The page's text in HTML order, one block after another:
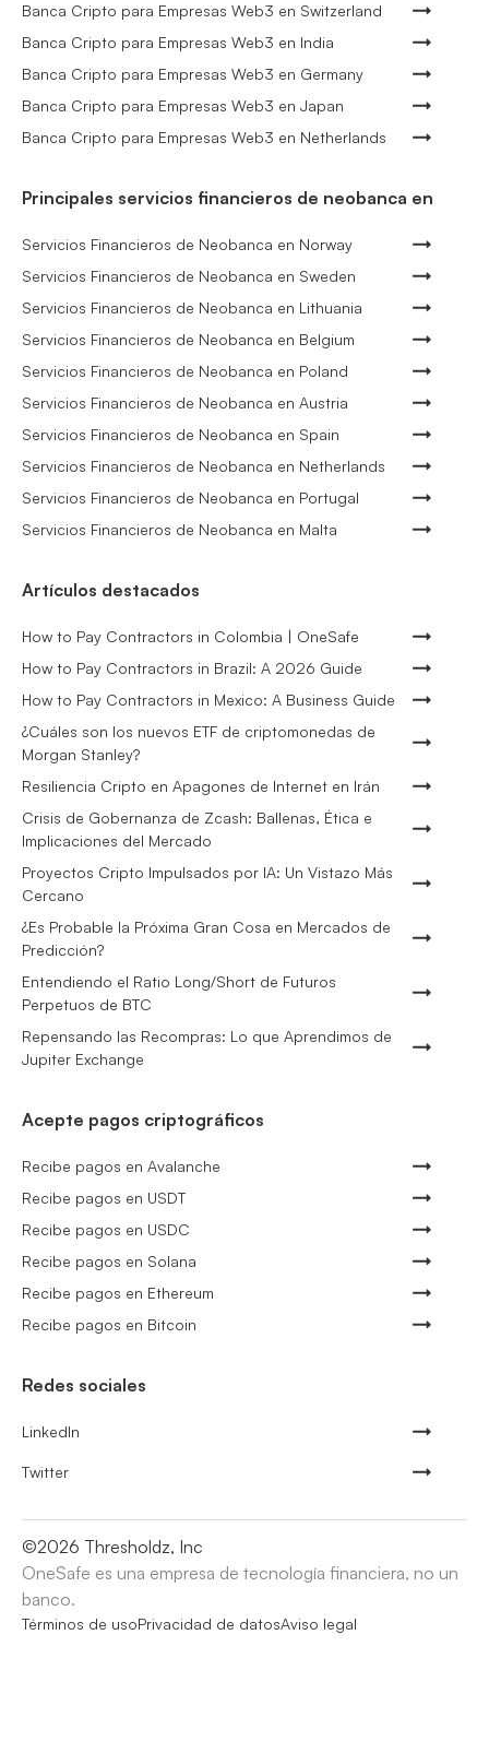
Banca Cripto para Empresas Web3 en Switzerland
Banca Cripto para Empresas Web3 en India
Banca Cripto para Empresas Web3 en Germany
Banca Cripto para Empresas Web3 en Japan
Banca Cripto para Empresas Web3 en Netherlands
Principales servicios financieros de neobanca en
Servicios Financieros de Neobanca en Norway
Servicios Financieros de Neobanca en Sweden
Servicios Financieros de Neobanca en Lithuania
Servicios Financieros de Neobanca en Belgium
Servicios Financieros de Neobanca en Poland
Servicios Financieros de Neobanca en Austria
Servicios Financieros de Neobanca en Spain
Servicios Financieros de Neobanca en Netherlands
Servicios Financieros de Neobanca en Portugal
Servicios Financieros de Neobanca en Malta
Artículos destacados
How to Pay Contractors in Colombia | OneSafe
How to Pay Contractors in Brazil: A 2026 Guide
How to Pay Contractors in Mexico: A Business Guide
¿Cuáles son los nuevos ETF de criptomonedas de
Morgan Stanley?
Resiliencia Cripto en Apagones de Internet en Irán
Crisis de Gobernanza de Zcash: Ballenas, Ética e
Implicaciones del Mercado
Proyectos Cripto Impulsados por IA: Un Vistazo Más
Cercano
¿Es Probable la Próxima Gran Cosa en Mercados de
Predicción?
Entendiendo el Ratio Long/Short de Futuros
Perpetuos de BTC
Repensando las Recompras: Lo que Aprendimos de
Jupiter Exchange
Acepte pagos criptográficos
Recibe pagos en Avalanche
Recibe pagos en USDT
Recibe pagos en USDC
Recibe pagos en Solana
Recibe pagos en Ethereum
Recibe pagos en Bitcoin
Redes sociales
LinkedIn
Twitter
©2026 Thresholdz, Inc
OneSafe es una empresa de tecnología financiera, no un
banco.
Términos de usoPrivacidad de datosAviso legal